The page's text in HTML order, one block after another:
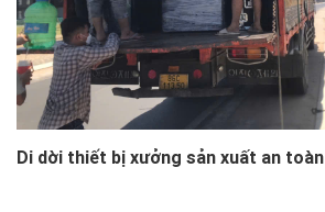
Di dời thiết bị xưởng sản xuất an toàn